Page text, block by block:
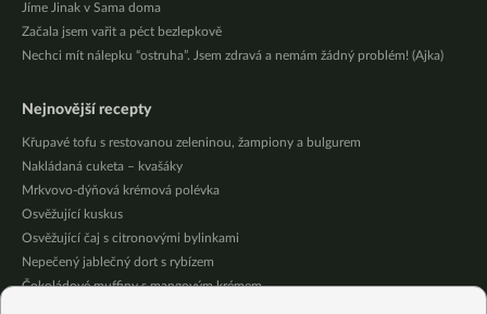
Jíme Jinak v Sama doma
Začala jsem vařit a péct bezlepkově
Nechci mít nálepku “ostruha”. Jsem zdravá a nemám žádný problém! (Ajka)
Nejnovější recepty
Křupavé tofu s restovanou zeleninou, žampiony a bulgurem
Nakládaná cuketa – kvašáky
Mrkvovo-dýňová krémová polévka
Osvěžující kuskus
Osvěžující čaj s citronovými bylinkami
Nepečený jablečný dort s rybízem
Čokoládové muffiny s mangovým krémem